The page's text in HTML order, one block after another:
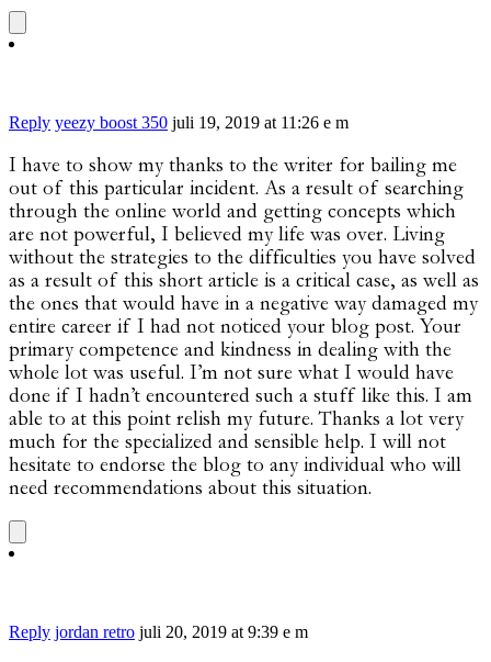
Reply yeezy boost 350 juli 19, 2019 at 11:26 e m
I have to show my thanks to the writer for bailing me
out of this particular incident. As a result of searching
through the online world and getting concepts which
are not powerful, I believed my life was over. Living
without the strategies to the difficulties you have solved
as a result of this short article is a critical case, as well as
the ones that would have in a negative way damaged my
entire career if I had not noticed your blog post. Your
primary competence and kindness in dealing with the
whole lot was useful. I’m not sure what I would have
done if I hadn’t encountered such a stuff like this. I am
able to at this point relish my future. Thanks a lot very
much for the specialized and sensible help. I will not
hesitate to endorse the blog to any individual who will
need recommendations about this situation.
Reply jordan retro juli 20, 2019 at 9:39 e m